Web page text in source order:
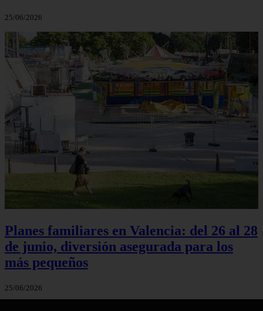
25/06/2026
Planes familiares en Valencia: del 26 al 28
de junio, diversión asegurada para los
más pequeños
25/06/2026